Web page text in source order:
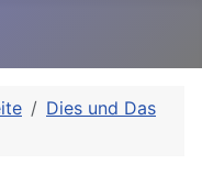
Dies und Das